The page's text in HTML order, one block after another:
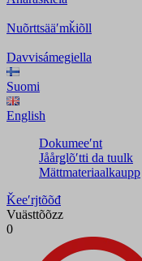
Nuõrttsääʹmǩiõll
Davvisámegiella
Suomi
English
Dokumeeʹnt
Jåårǥlõʹtti da tuulk
Mättmateriaalkaupp
Ǩeeʹrjtõõđ
Vuästtõõzz
0